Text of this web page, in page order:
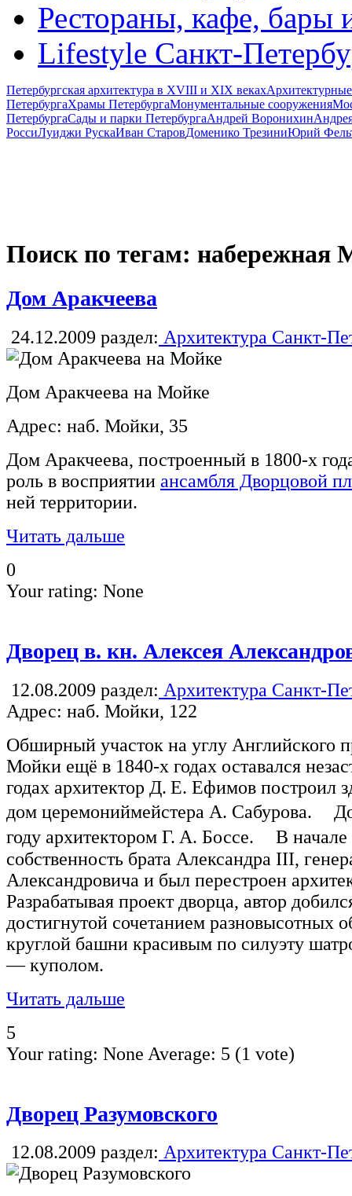
Рестораны, кафе, бары
Lifestyle Санкт-
Петербургская архитектура в XVIII и XIX веках
ПетербургаХрамы ПетербургаМонументальные сооружения
ПетербургаСады и парки ПетербургаАндрей Воронихин
РоссиЛуиджи РускаИван СтаровДоменико ТрезиниЮрий
Поиск по тегам: набережная
Дом Аракчеева
24.12.2009 раздел: Архитектура Санкт-
Дом Аракчеева на Мойке
Адрес: наб. Мойки, 35
Дом Аракчеева, построенный в 1800-х
роль в восприятии ансамбля Дворцовой
ней территории.
Читать дальше
0
Your rating: None
Дворец в. кн. Алексея
12.08.2009 раздел: Архитектура Санкт-
Адрес: наб. Мойки, 122
Обширный участок на углу Английского
Мойки ещё в 1840-х годах оставался
годах архитектор Д. Е. Ефимов построил
дом церемониймейстера А. Сабурова.
году архитектором Г. А. Боссе. В начале
собственность брата Александра III,
Александровича и был перестроен
Разрабатывая проект дворца, автор
достигнутой сочетанием разновысотных
круглой башни красивым по силуэту
— куполом.
Читать дальше
5
Your rating: None Average: 5 (1 vote)
Дворец Разумовского
12.08.2009 раздел: Архитектура Санкт-